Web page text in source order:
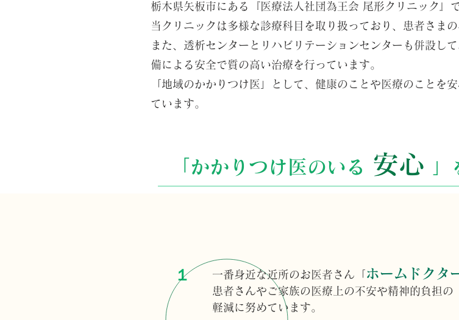
栃木県矢板市にある『医療法人社団為王会 尾形クリニック』で
当クリニックは多様な診療科目を取り扱っており、患者さま
また、透析センターとリハビリテーションセンターも併設し
備による安全で質の高い治療を行っています。
「地域のかかりつけ医」として、健康のことや医療のことを
ています。
かかりつけ医のいる 安心 」
１ 一番身近な近所のお医者さん「 ホームドクタ
患者さんやご家族の医療上の不安や精神的負担の
軽減に努めています。